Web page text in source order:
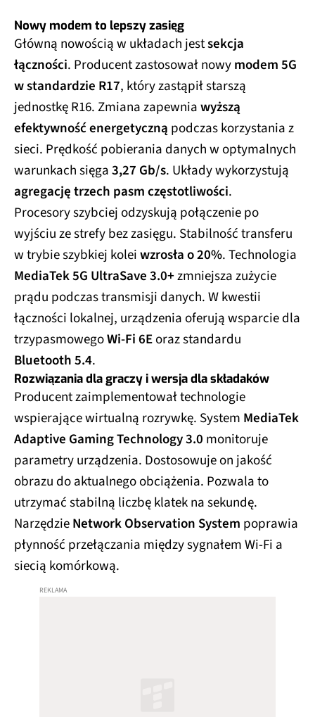
Nowy modem to lepszy zasięg
Główną nowością w układach jestsekcja
łączności. Producent zastosował nowymodem 5G
w standardzie R17, który zastąpił starszą
jednostkę R16. Zmiana zapewniawyższą
efektywność energetyczną podczas korzystania z
sieci. Prędkość pobierania danych w optymalnych
warunkach sięga3,27 Gb/s. Układy wykorzystują
agregację trzech pasm częstotliwości.
Procesory szybciej odzyskują połączenie po
wyjściu ze strefy bez zasięgu. Stabilność transferu
w trybie szybkiej koleiwzrosła o 20%. Technologia
MediaTek 5G UltraSave 3.0+zmniejsza zużycie
prądu podczas transmisji danych. W kwestii
łączności lokalnej, urządzenia oferują wsparcie dla
trzypasmowegoWi-Fi 6Eoraz standardu
Bluetooth 5.4.
Rozwiązania dla graczy i wersja dla składaków
Producent zaimplementował technologie
wspierające wirtualną rozrywkę. System MediaTek
Adaptive Gaming Technology 3.0 monitoruje
parametry urządzenia. Dostosowuje on jakość
obrazu do aktualnego obciążenia. Pozwala to
utrzymać stabilną liczbę klatek na sekundę.
NarzędzieNetwork Observation System poprawia
płynność przełączania między sygnałem Wi-Fi a
siecią komórkową.